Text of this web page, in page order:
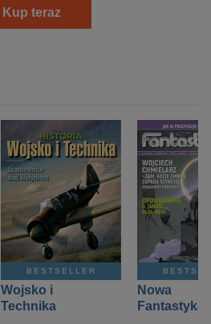
Kup teraz
BESTSELLER
Wojsko i
Technika
Nowa
Fantastyka